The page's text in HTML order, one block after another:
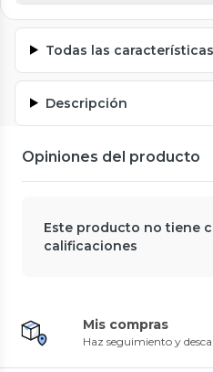
Todas las características
Descripción
Opiniones del producto
Este producto no tiene
calificaciones
Mis compras
Haz seguimiento y